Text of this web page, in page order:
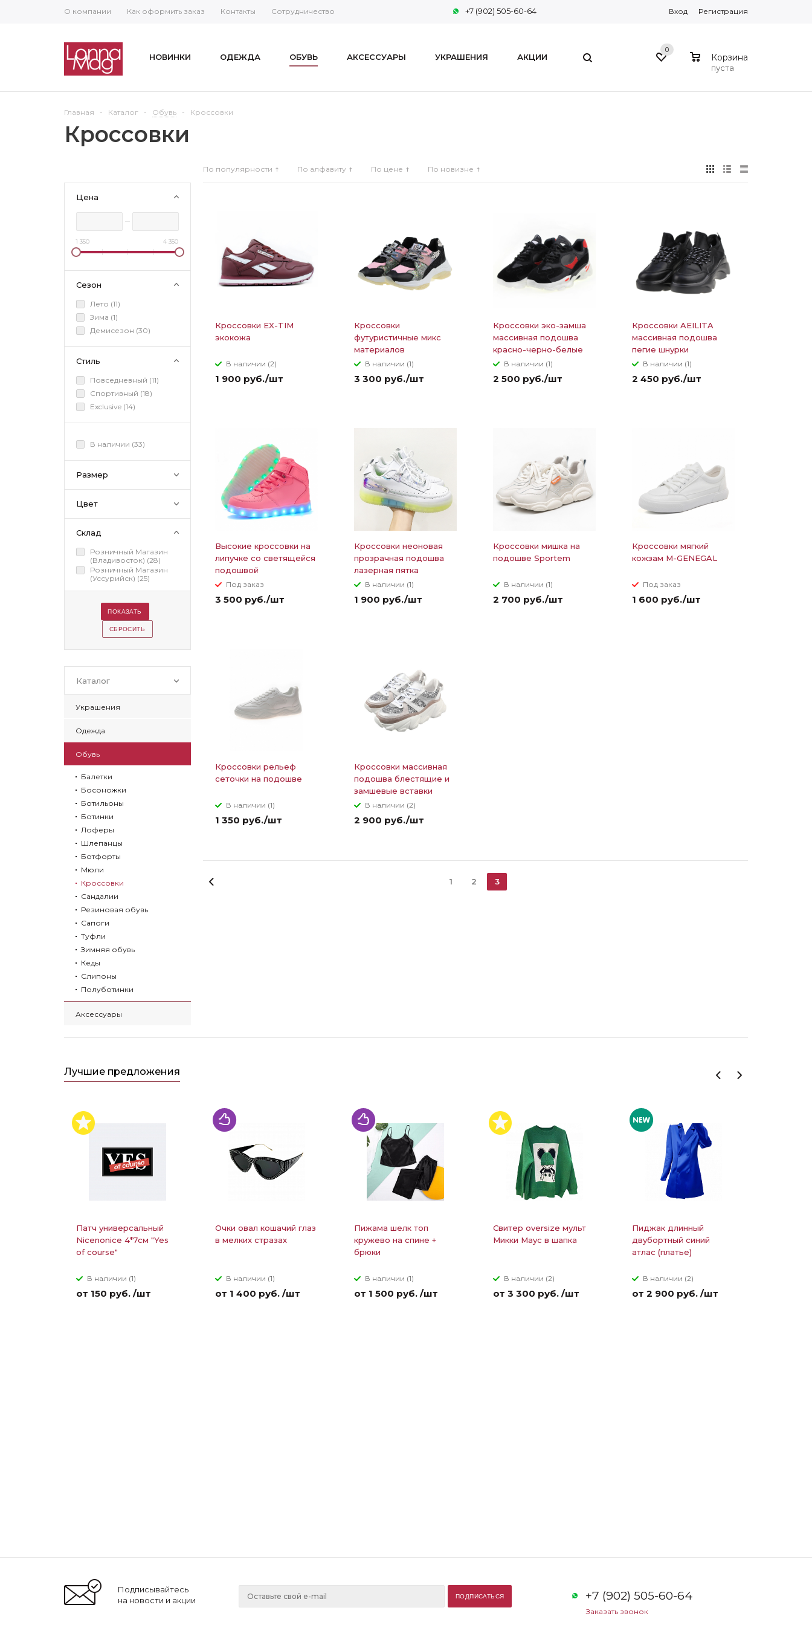
О компании Как оформить заказ Контакты Сотрудничество +7 (902) 505-60-64 Вход Регистрация
НОВИНКИ ОДЕЖДА ОБУВЬ АКСЕССУАРЫ УКРАШЕНИЯ АКЦИИ
0
Корзина
пуста
Главная - Каталог - Обувь - Кроссовки
Кроссовки
Цена
1 350 4 350
Сезон
Лето (11)
Зима (1)
Демисезон (30)
Стиль
Повседневный (11)
Спортивный (18)
Exclusive (14)
В наличии (33)
Размер
Цвет
Склад
Розничный Магазин
(Владивосток) (28)
Розничный Магазин
(Уссурийск) (25)
Каталог
Украшения
Одежда
Обувь
Балетки
Босоножки
Ботильоны
Ботинки
Лоферы
Шлепанцы
Ботфорты
Мюли
Кроссовки
Сандалии
Резиновая обувь
Сапоги
Туфли
Зимняя обувь
Кеды
Слипоны
Полуботинки
Аксессуары
По популярности По алфавиту По цене По новизне
Кроссовки EX-TIM
экокожа
В наличии (2)
1 900 руб./шт
Кроссовки
футуристичные микс
материалов
В наличии (1)
3 300 руб./шт
Кроссовки эко-замша
массивная подошва
красно-черно-белые
В наличии (1)
2 500 руб./шт
Кроссовки AEILITA
массивная подошва
пегие шнурки
В наличии (1)
2 450 руб./шт
Высокие кроссовки на
липучке со светящейся
подошвой
Под заказ
3 500 руб./шт
Кроссовки неоновая
прозрачная подошва
лазерная пятка
В наличии (1)
1 900 руб./шт
Кроссовки мишка на
подошве Sportem
В наличии (1)
2 700 руб./шт
Кроссовки мягкий
кожзам M-GENEGAL
Под заказ
1 600 руб./шт
Кроссовки рельеф
сеточки на подошве
В наличии (1)
1 350 руб./шт
Кроссовки массивная
подошва блестящие и
замшевые вставки
В наличии (2)
2 900 руб./шт
1 2 3
Лучшие предложения
Патч универсальный
Nicenonice 4*7см "Yes
of course"
В наличии (1)
от 150 руб. /шт
Очки овал кошачий глаз
в мелких стразах
В наличии (1)
от 1 400 руб. /шт
Пижама шелк топ
кружево на спине +
брюки
В наличии (1)
от 1 500 руб. /шт
Свитер oversize мульт
Микки Маус в шапка
В наличии (2)
от 3 300 руб. /шт
Пиджак длинный
двубортный синий
атлас (платье)
В наличии (2)
от 2 900 руб. /шт
Подписывайтесь
на новости и акции
+7 (902) 505-60-64
Заказать звонок